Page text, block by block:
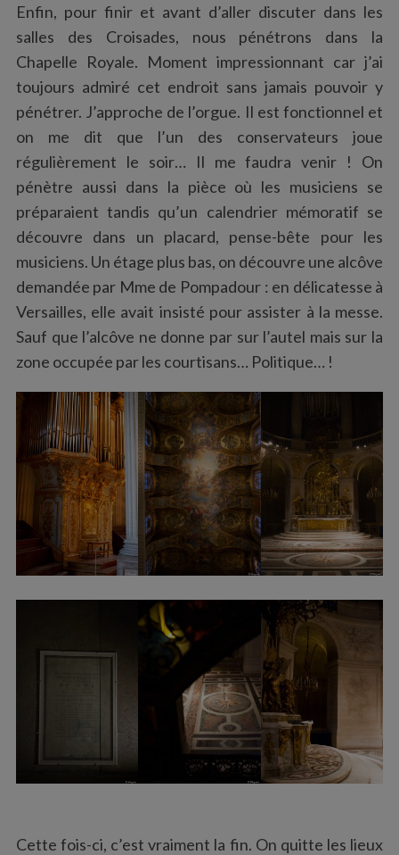
Enfin, pour finir et avant d’aller discuter dans les
salles des Croisades, nous pénétrons dans la
Chapelle Royale. Moment impressionnant car j’ai
toujours admiré cet endroit sans jamais pouvoir y
pénétrer. J’approche de l’orgue. Il est fonctionnel et
on me dit que l’un des conservateurs joue
régulièrement le soir… Il me faudra venir ! On
pénètre aussi dans la pièce où les musiciens se
préparaient tandis qu’un calendrier mémoratif se
découvre dans un placard, pense-bête pour les
musiciens. Un étage plus bas, on découvre une alcôve
demandée par Mme de Pompadour : en délicatesse à
Versailles, elle avait insisté pour assister à la messe.
Sauf que l’alcôve ne donne par sur l’autel mais sur la
zone occupée par les courtisans… Politique… !
Cette fois-ci, c’est vraiment la fin. On quitte les lieux